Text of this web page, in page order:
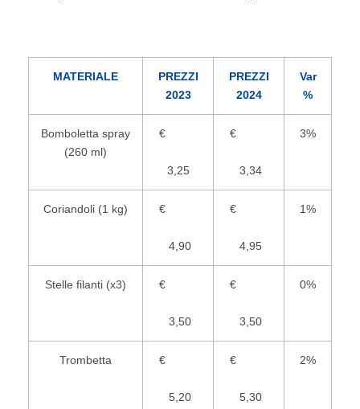
MATERIALE
PREZZI
2023
PREZZI
2024
Var
%
Bomboletta spray
(260 ml)
€
3,25
€
3,34
3%
Coriandoli (1 kg) €
4,90
€
4,95
1%
Stelle filanti (x3) €
3,50
€
3,50
0%
Trombetta €
5,20
€
5,30
2%